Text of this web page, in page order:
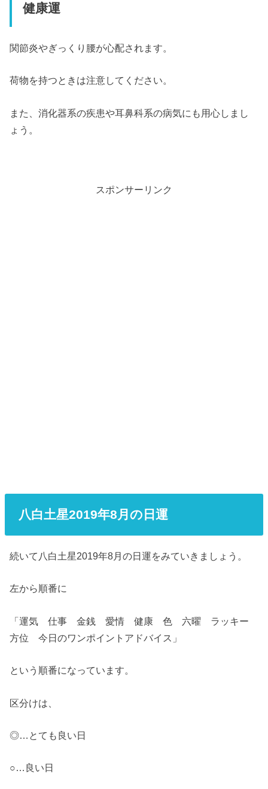
健康運
関節炎やぎっくり腰が心配されます。
荷物を持つときは注意してください。
また、消化器系の疾患や耳鼻科系の病気にも用心しまし
ょう。
スポンサーリンク
八白土星2019年8月の日運
続いて八白土星2019年8月の日運をみていきましょう。
左から順番に
「運気 仕事 金銭 愛情 健康 色 六曜 ラッキー
方位 今日のワンポイントアドバイス」
という順番になっています。
区分けは、
◎…とても良い日
○…良い日